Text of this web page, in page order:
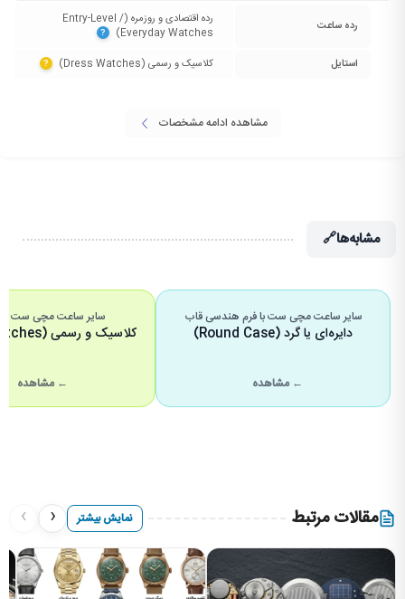
رده ساعت
رده اقتصادی و روزمره (Entry-Level /
Everyday Watches)‏
?
استایل کلاسیک و رسمی (Dress Watches)‏ ?
مشاهده ادامه مشخصات
مشابه‌ها🔗
سایر ساعت مچی ست با فرم هندسی قاب
دایره‌ای یا گرد (Round Case)
← مشاهده
سایر ساعت مچی ست با
کلاسیک و رسمی (Dress Watches)
← مشاهده
مقالات مرتبط نمایش بیشتر ‹
›